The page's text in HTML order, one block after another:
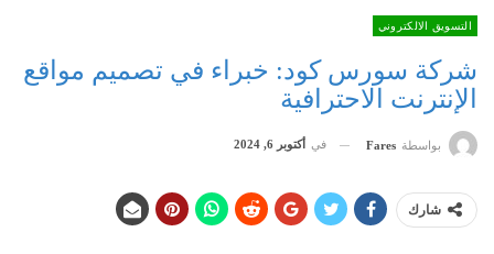
التسويق الالكتروني
شركة سورس كود: خبراء في تصميم مواقع
الإنترنت الاحترافية
بواسطة Fares في أكتوبر 6, 2024
شارك